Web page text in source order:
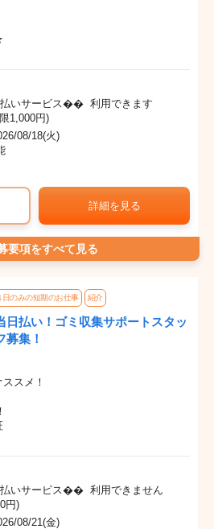
いサービス�� 利用できます
1,000円)
08/18(火)
詳細を見る
要項をすべて見る
日のみの短期のお仕事 紹介
日払い！ゴミ収集サポートスタッ
募集！
スメ！
いサービス�� 利用できません
円)
08/21(金)